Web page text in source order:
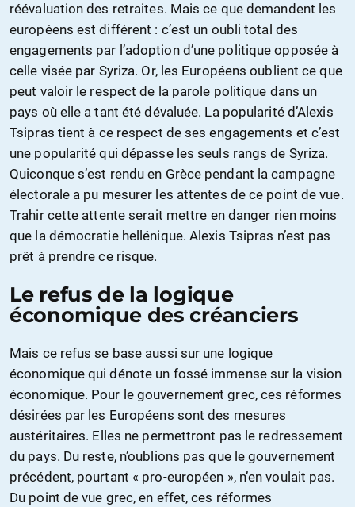
réévaluation des retraites. Mais ce que demandent les
européens est différent : c’est un oubli total des
engagements par l’adoption d’une politique opposée à
celle visée par Syriza. Or, les Européens oublient ce que
peut valoir le respect de la parole politique dans un
pays où elle a tant été dévaluée. La popularité d’Alexis
Tsipras tient à ce respect de ses engagements et c’est
une popularité qui dépasse les seuls rangs de Syriza.
Quiconque s’est rendu en Grèce pendant la campagne
électorale a pu mesurer les attentes de ce point de vue.
Trahir cette attente serait mettre en danger rien moins
que la démocratie hellénique. Alexis Tsipras n’est pas
prêt à prendre ce risque.
Le refus de la logique
économique des créanciers
Mais ce refus se base aussi sur une logique
économique qui dénote un fossé immense sur la vision
économique. Pour le gouvernement grec, ces réformes
désirées par les Européens sont des mesures
austéritaires. Elles ne permettront pas le redressement
du pays. Du reste, n’oublions pas que le gouvernement
précédent, pourtant « pro-européen », n’en voulait pas.
Du point de vue grec, en effet, ces réformes